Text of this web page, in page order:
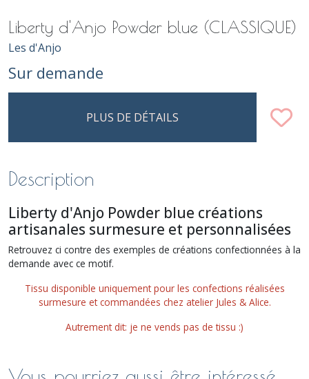
Liberty d'Anjo Powder blue (CLASSIQUE)
Les d'Anjo
Sur demande
PLUS DE DÉTAILS
Description
Liberty d'Anjo Powder blue créations
artisanales surmesure et personnalisées
Retrouvez ci contre des exemples de créations confectionnées à la
demande avec ce motif.
Tissu disponible uniquement pour les confections réalisées
surmesure et commandées chez atelier Jules & Alice.
Autrement dit: je ne vends pas de tissu :)